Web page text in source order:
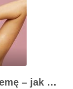
Szampon na łuszczycę i egzemę – jak świadomie dobierać produkty przy wrażliwej skórze głowy?